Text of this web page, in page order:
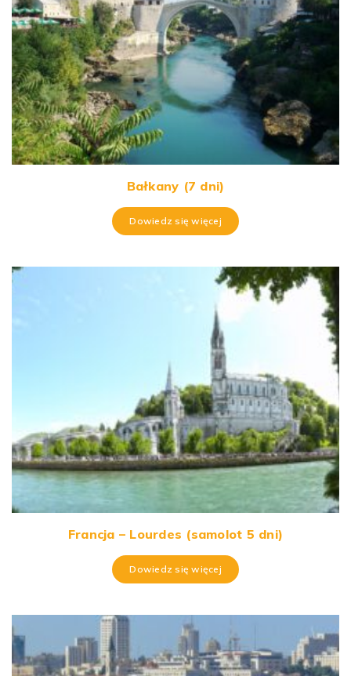
Bałkany (7 dni)
Dowiedz się więcej
Francja – Lourdes (samolot 5 dni)
Dowiedz się więcej